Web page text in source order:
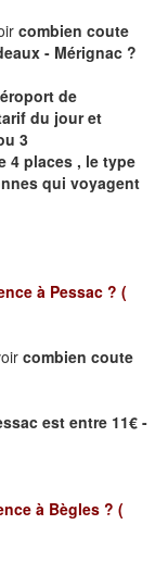
combien coute
- Mérignac ?
de
du jour et
3
4 places , le type
qui voyagent
à Pessac ? (
combien coute
est entre 11€ -
à Bègles ? (